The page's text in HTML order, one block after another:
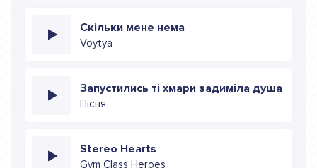
Скільки мене нема
Voytya
Запустились ті хмари задиміла душа
Пісня
Stereo Hearts
Gym Class Heroes